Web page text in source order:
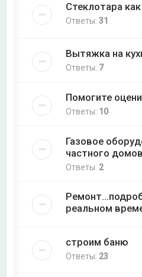
Стеклотара
Ответы:31
Вытяжка на
Ответы: 7
Помогите
Ответы: 10
Газовое
частного
Ответы: 2
реальном
строим баню
Ответы: 23